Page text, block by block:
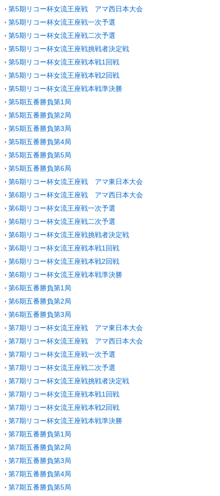
第5期リコー杯女流王座戦 アマ西日本大会
第5期リコー杯女流王座戦一次予選
第5期リコー杯女流王座戦二次予選
第5期リコー杯女流王座戦挑戦者決定戦
第5期リコー杯女流王座戦本戦1回戦
第5期リコー杯女流王座戦本戦2回戦
第5期リコー杯女流王座戦本戦準決勝
第5期五番勝負第1局
第5期五番勝負第2局
第5期五番勝負第3局
第5期五番勝負第4局
第5期五番勝負第5局
第5期五番勝負第6局
第6期リコー杯女流王座戦 アマ東日本大会
第6期リコー杯女流王座戦 アマ西日本大会
第6期リコー杯女流王座戦一次予選
第6期リコー杯女流王座戦二次予選
第6期リコー杯女流王座戦挑戦者決定戦
第6期リコー杯女流王座戦本戦1回戦
第6期リコー杯女流王座戦本戦2回戦
第6期リコー杯女流王座戦本戦準決勝
第6期五番勝負第1局
第6期五番勝負第2局
第6期五番勝負第3局
第7期リコー杯女流王座戦 アマ東日本大会
第7期リコー杯女流王座戦 アマ西日本大会
第7期リコー杯女流王座戦一次予選
第7期リコー杯女流王座戦二次予選
第7期リコー杯女流王座戦挑戦者決定戦
第7期リコー杯女流王座戦本戦1回戦
第7期リコー杯女流王座戦本戦2回戦
第7期リコー杯女流王座戦本戦準決勝
第7期五番勝負第1局
第7期五番勝負第2局
第7期五番勝負第3局
第7期五番勝負第4局
第7期五番勝負第5局